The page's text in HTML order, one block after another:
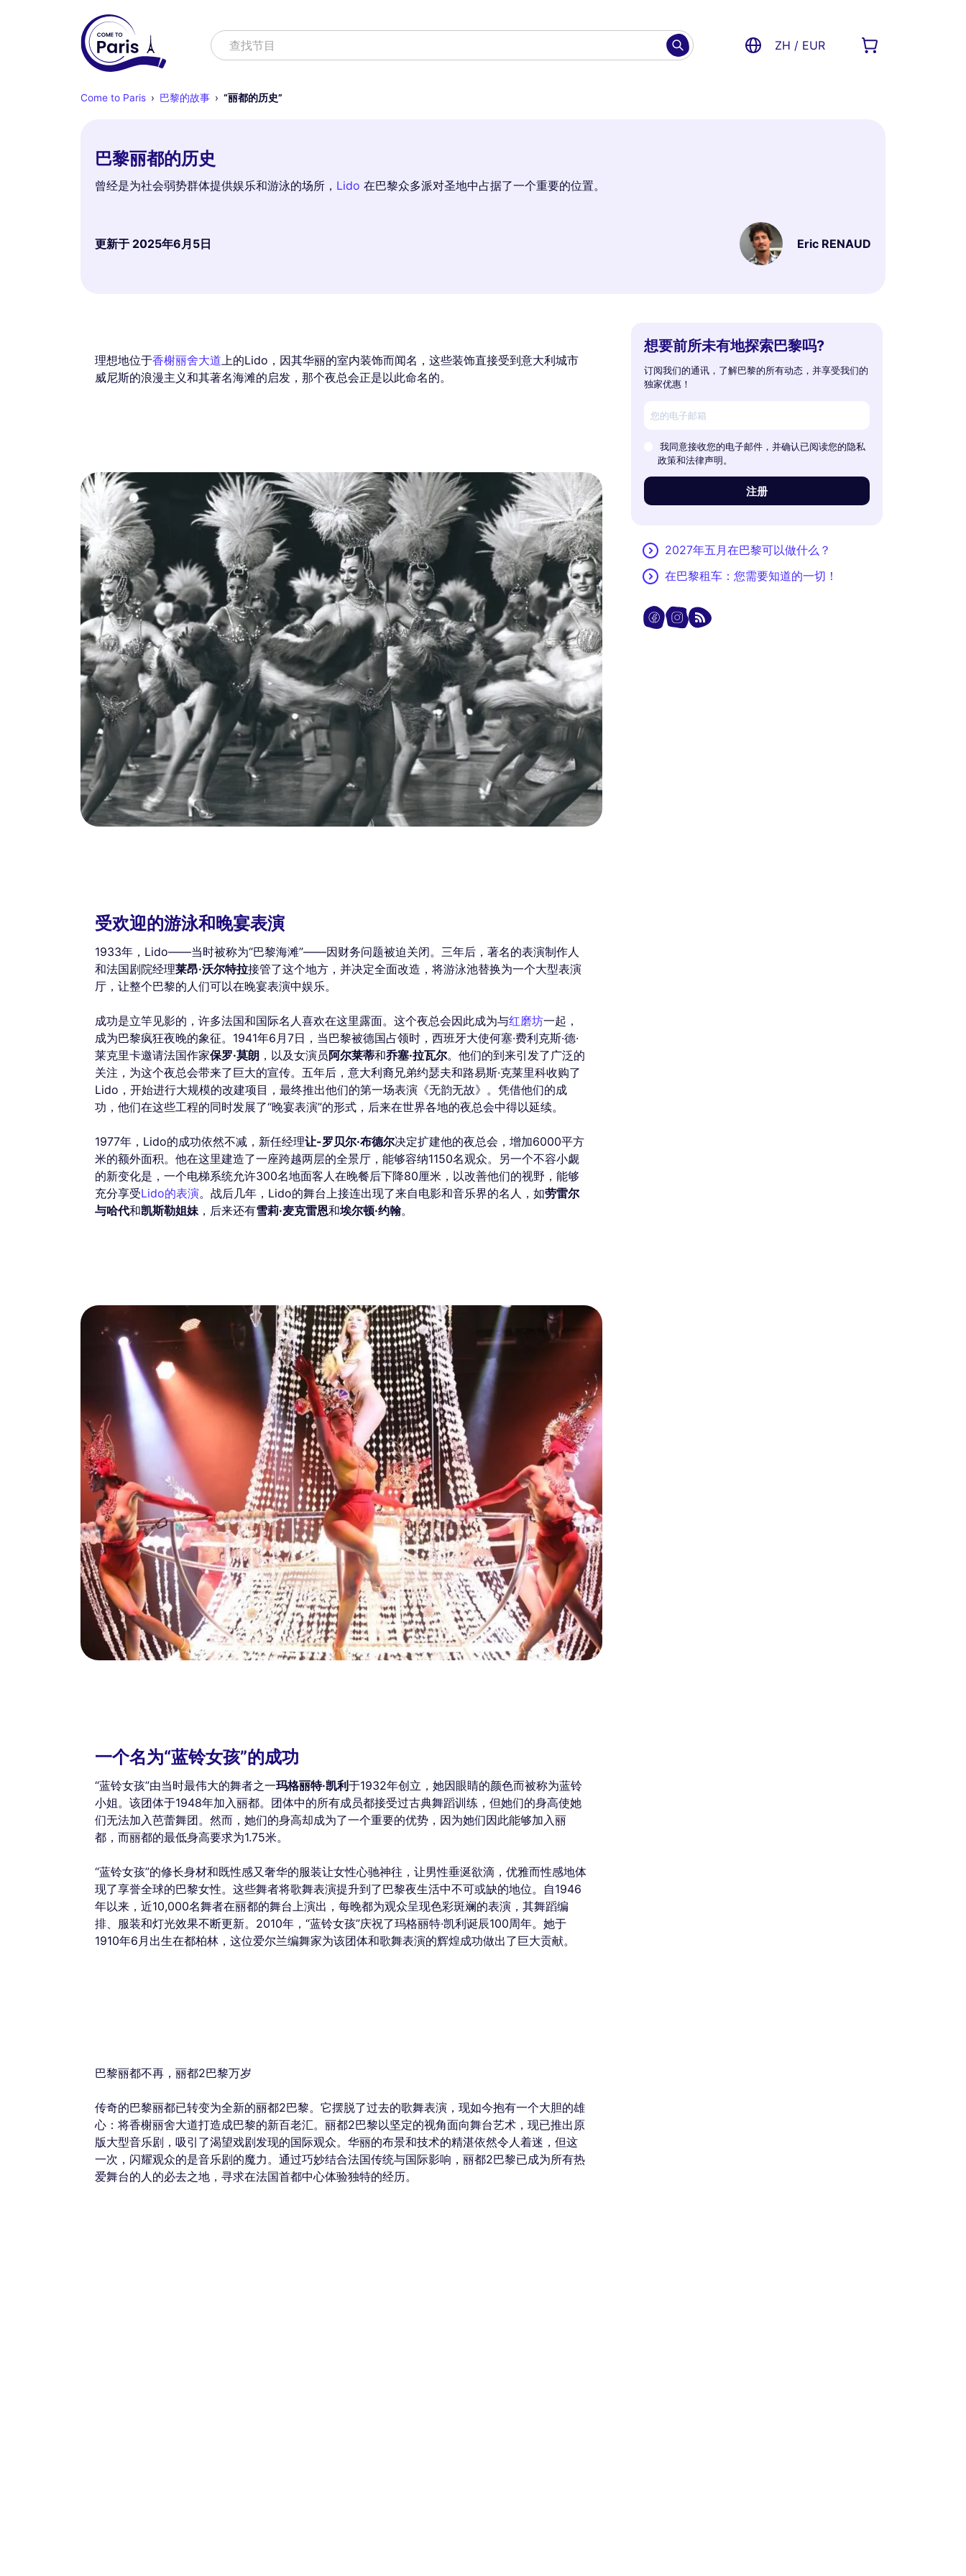
寻找查找节目 ZH / EUR
Come to Paris 巴黎的故事 “丽都的历史”
巴黎丽都的历史
曾经是为社会弱势群体提供娱乐和游泳的场所， Lido 在巴黎众多派对圣地中占据了一个重要的位置。
更新于 2025年6月5日 Eric RENAUD
理想地位于香榭丽舍大道上的Lido，因其华丽的室内装饰而闻名，这些装饰直接受到意大利城市
威尼斯的浪漫主义和其著名海滩的启发，那个夜总会正是以此命名的。
受欢迎的游泳和晚宴表演
1933年，Lido——当时被称为“巴黎海滩”——因财务问题被迫关闭。三年后，著名的表演制作人
和法国剧院经理莱昂·沃尔特拉接管了这个地方，并决定全面改造，将游泳池替换为一个大型表演
厅，让整个巴黎的人们可以在晚宴表演中娱乐。
成功是立竿见影的，许多法国和国际名人喜欢在这里露面。这个夜总会因此成为与红磨坊一起，
成为巴黎疯狂夜晚的象征。1941年6月7日，当巴黎被德国占领时，西班牙大使何塞·费利克斯·德·
莱克里卡邀请法国作家保罗·莫朗 ，以及女演员阿尔莱蒂和乔塞·拉瓦尔。他们的到来引发了广泛的
关注，为这个夜总会带来了巨大的宣传。五年后，意大利裔兄弟约瑟夫和路易斯·克莱里科收购了
Lido，开始进行大规模的改建项目，最终推出他们的第一场表演《无韵无故》。凭借他们的成
功，他们在这些工程的同时发展了“晚宴表演”的形式，后来在世界各地的夜总会中得以延续。
1977年，Lido的成功依然不减，新任经理让-罗贝尔·布德尔决定扩建他的夜总会，增加6000平方
米的额外面积。他在这里建造了一座跨越两层的全景厅，能够容纳1150名观众。另一个不容小觑
的新变化是，一个电梯系统允许300名地面客人在晚餐后下降80厘米，以改善他们的视野，能够
充分享受Lido的表演。战后几年，Lido的舞台上接连出现了来自电影和音乐界的名人，如劳雷尔
与哈代和凯斯勒姐妹，后来还有雪莉·麦克雷恩和埃尔顿·约翰。
一个名为“蓝铃女孩”的成功
“蓝铃女孩”由当时最伟大的舞者之一玛格丽特·凯利于1932年创立，她因眼睛的颜色而被称为蓝铃
小姐。该团体于1948年加入丽都。团体中的所有成员都接受过古典舞蹈训练，但她们的身高使她
们无法加入芭蕾舞团。然而，她们的身高却成为了一个重要的优势，因为她们因此能够加入丽
都，而丽都的最低身高要求为1.75米。
“蓝铃女孩”的修长身材和既性感又奢华的服装让女性心驰神往，让男性垂涎欲滴，优雅而性感地体
现了享誉全球的巴黎女性。这些舞者将歌舞表演提升到了巴黎夜生活中不可或缺的地位。自1946
年以来，近10,000名舞者在丽都的舞台上演出，每晚都为观众呈现色彩斑斓的表演，其舞蹈编
排、服装和灯光效果不断更新。2010年，“蓝铃女孩”庆祝了玛格丽特·凯利诞辰100周年。她于
1910年6月出生在都柏林，这位爱尔兰编舞家为该团体和歌舞表演的辉煌成功做出了巨大贡献。
巴黎丽都不再，丽都2巴黎万岁
传奇的巴黎丽都已转变为全新的丽都2巴黎。它摆脱了过去的歌舞表演，现如今抱有一个大胆的雄
心：将香榭丽舍大道打造成巴黎的新百老汇。丽都2巴黎以坚定的视角面向舞台艺术，现已推出原
版大型音乐剧，吸引了渴望戏剧发现的国际观众。华丽的布景和技术的精湛依然令人着迷，但这
一次，闪耀观众的是音乐剧的魔力。通过巧妙结合法国传统与国际影响，丽都2巴黎已成为所有热
爱舞台的人的必去之地，寻求在法国首都中心体验独特的经历。
想要前所未有地探索巴黎吗?
订阅我们的通讯，了解巴黎的所有动态，并享受我们的
独家优惠！
我同意接收您的电子邮件，并确认已阅读您的隐私
政策和法律声明。
注册
2027年五月在巴黎可以做什么？
在巴黎租车：您需要知道的一切！